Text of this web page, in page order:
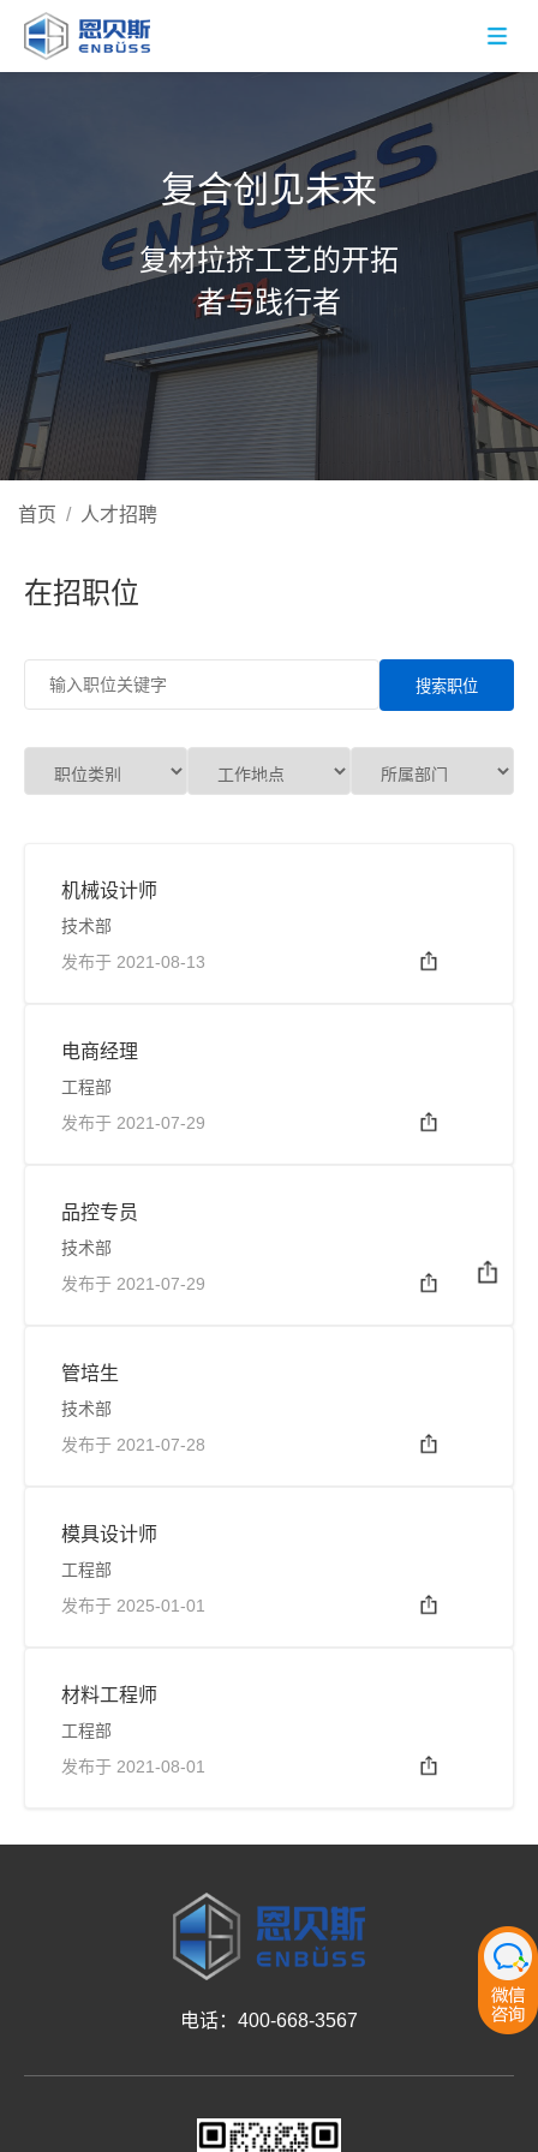
复合创见未来
复材拉挤工艺的开拓
者与践行者
首页 / 人才招聘
在招职位
搜索职位
机械设计师
技术部
发布于 2021-08-13
电商经理
工程部
发布于 2021-07-29
品控专员
技术部
发布于 2021-07-29
管培生
技术部
发布于 2021-07-28
模具设计师
工程部
发布于 2025-01-01
材料工程师
工程部
发布于 2021-08-01
电话：400-668-3567